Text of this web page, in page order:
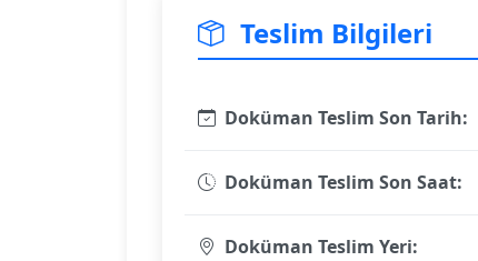
Teslim Bilgileri
Doküman Teslim Son Tarih:
Doküman Teslim Son Saat:
Doküman Teslim Yeri: